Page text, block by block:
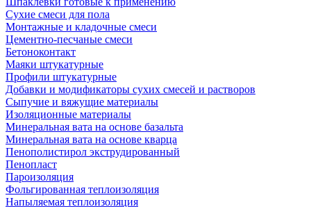
Сухие смеси для пола
Монтажные и кладочные смеси
Цементно-песчаные смеси
Бетоноконтакт
Маяки штукатурные
Профили штукатурные
Добавки и модификаторы сухих смесей и растворов
Сыпучие и вяжущие материалы
Изоляционные материалы
Минеральная вата на основе базальта
Минеральная вата на основе кварца
Пенополистирол экструдированный
Пенопласт
Пароизоляция
Фольгированная теплоизоляция
Напыляемая теплоизоляция